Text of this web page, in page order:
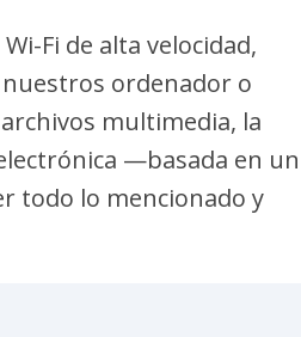
Fi de alta velocidad,
ordenador o
multimedia, la
—basada en un
todo lo mencionado y